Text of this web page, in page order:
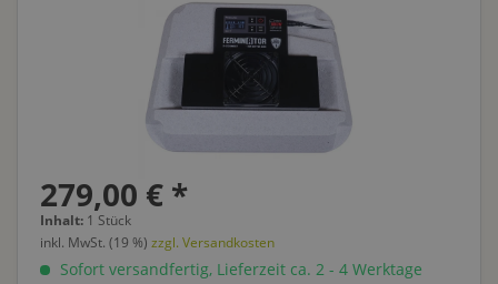
279,00 € *
Inhalt: 1 Stück
inkl. MwSt. (19 %) zzgl. Versandkosten
Sofort versandfertig, Lieferzeit ca. 2 - 4 Werktage